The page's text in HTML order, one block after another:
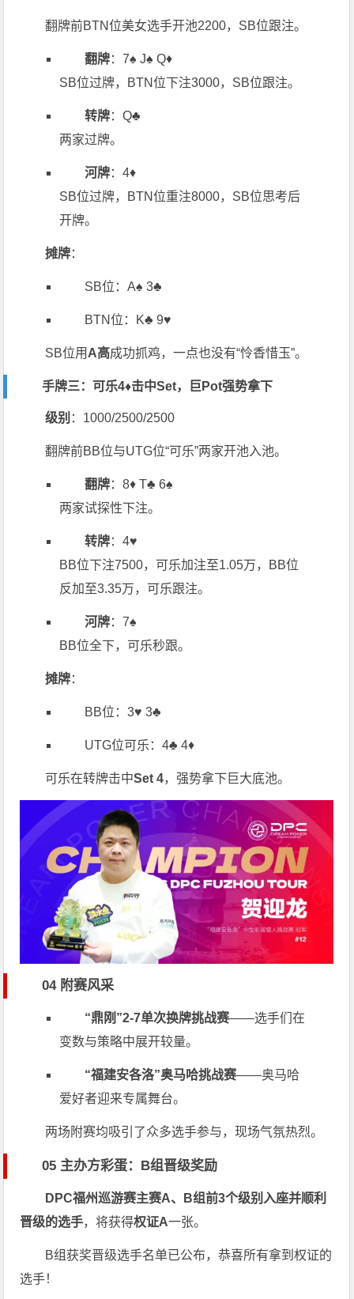
翻牌前BTN位美女选手开池2200，SB位跟注。
翻牌：7♠️ J♠️ Q♦️
SB位过牌，BTN位下注3000，SB位跟注。
转牌：Q♣️
两家过牌。
河牌：4♦️
SB位过牌，BTN位重注8000，SB位思考后
开牌。
摊牌：
SB位：A♠️ 3♣️
BTN位：K♣️ 9♥️
SB位用 A高成功抓鸡，一点也没有“怜香惜玉”。
手牌三：可乐4♦️击中Set，巨Pot强势拿下
级别 ：1000/2500/2500
翻牌前BB位与UTG位“可乐”两家开池入池。
翻牌：8♦️ T♣️ 6♠️
两家试探性下注。
转牌：4♥️
BB位下注7500，可乐加注至1.05万，BB位
反加至3.35万，可乐跟注。
河牌：7♠️
BB位全下，可乐秒跟。
摊牌：
BB位：3♥️ 3♣️
UTG位可乐：4♣️ 4♦️
可乐在转牌击中Set 4，强势拿下巨大底池。
04 附赛风采
“鼎刚”2-7单次换牌挑战赛——选手们在
变数与策略中展开较量。
“福建安各洛”奥马哈挑战赛——奥马哈
爱好者迎来专属舞台。
两场附赛均吸引了众多选手参与，现场气氛热烈。
05 主办方彩蛋：B组晋级奖励
DPC福州巡游赛主赛A、B组前3个级别入座并顺利
晋级的选手，将获得权证A一张。
B组获奖晋级选手名单已公布，恭喜所有拿到权证的
选手！